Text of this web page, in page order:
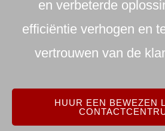
en verbeterde
efficiëntie verhogen en
vertrouwen van de
HUUR EEN BEWEZEN